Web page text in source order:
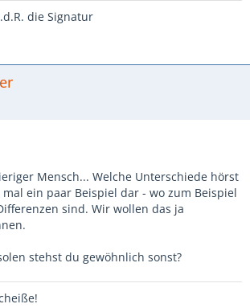
die Signatur
Mensch... Welche Unterschiede hörst
ein paar Beispiel dar - wo zum Beispiel
sind. Wir wollen das ja
stehst du gewöhnlich sonst?